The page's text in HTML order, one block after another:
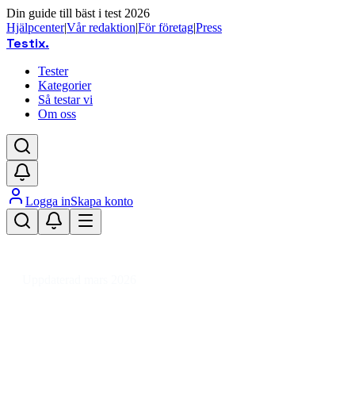
Din guide till bäst i test 2026
Hjälpcenter|Vår redaktion|För företag|Press
Testix.
Tester
Kategorier
Så testar vi
Om oss
Logga inSkapa konto